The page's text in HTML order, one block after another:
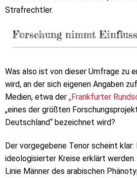
Strafrechtler.
Forschung nimmt
Was also ist von dieser Umfrage zu
wird, an der sich eigenen Angaben
Medien, etwa der „Frankfurter
„eines der größten
Deutschland“ bezeichnet wird?
Der vorgegebene Tenor scheint
ideologisierter Kreise erklärt
Linie Männer des arabischen